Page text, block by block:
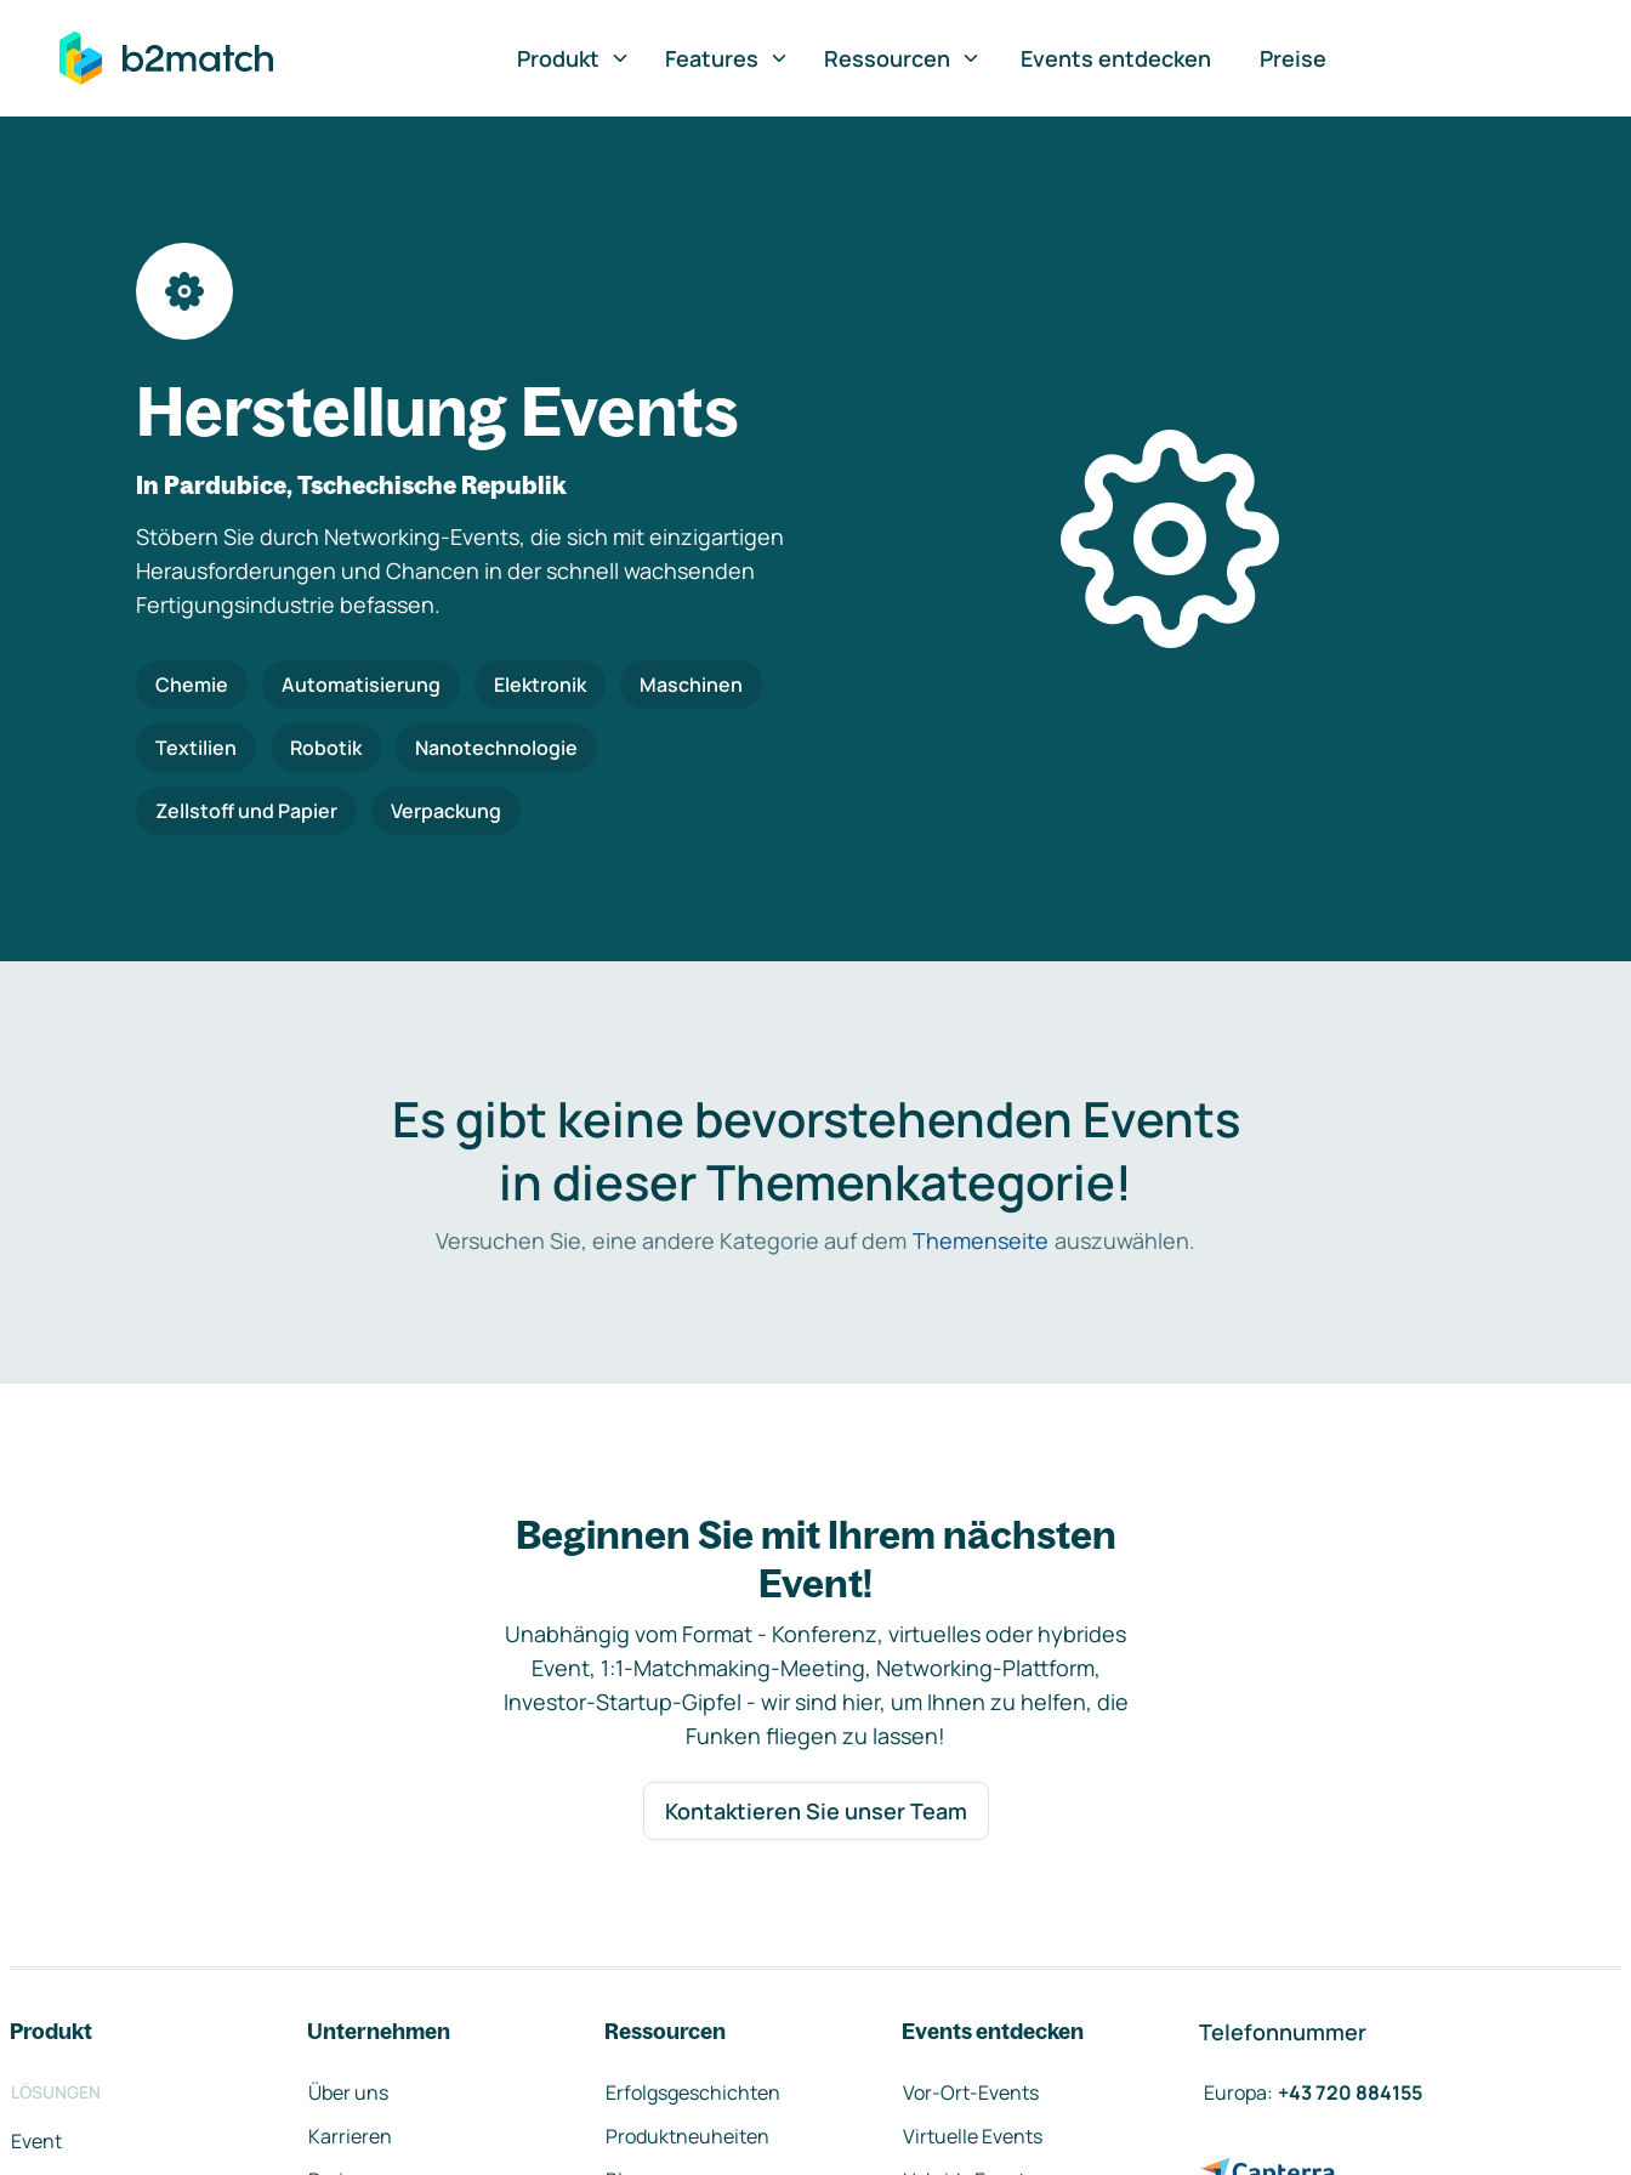
springen
Produkt
Features Ressourcen Events entdecken Preise
Herstellung Events
In Pardubice, Tschechische Republik
Stöbern Sie durch Networking-Events, die sich mit einzigartigen
Herausforderungen und Chancen in der schnell wachsenden
Fertigungsindustrie befassen.
Chemie Automatisierung Elektronik Maschinen
Textilien Robotik Nanotechnologie
Zellstoff und Papier Verpackung
Es gibt keine bevorstehenden Events
in dieser Themenkategorie!
Versuchen Sie, eine andere Kategorie auf dem Themenseite auszuwählen.
Beginnen Sie mit Ihrem nächsten
Event!
Unabhängig vom Format - Konferenz, virtuelles oder hybrides
Event, 1:1-Matchmaking-Meeting, Networking-Plattform,
Investor-Startup-Gipfel - wir sind hier, um Ihnen zu helfen, die
Funken fliegen zu lassen!
Kontaktieren Sie unser Team
Produkt
LÖSUNGEN
Event
Unternehmen
Über uns
Karrieren
Ressourcen
Erfolgsgeschichten
Produktneuheiten
Events entdecken
Vor-Ort-Events
Virtuelle Events
Telefonnummer
Europa: +43 720 884155